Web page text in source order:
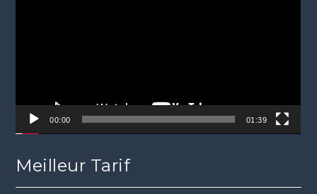
00:00 01:39
Meilleur Tarif